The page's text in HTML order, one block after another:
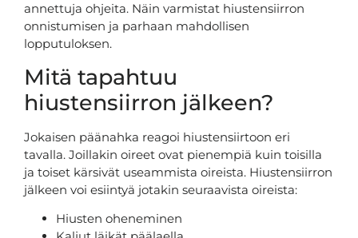
annettuja ohjeita. Näin varmistat hiustensiirron
onnistumisen ja parhaan mahdollisen
lopputuloksen.
Mitä tapahtuu
hiustensiirron jälkeen?
Jokaisen päänahka reagoi hiustensiirtoon eri
tavalla. Joillakin oireet ovat pienempiä kuin toisilla
ja toiset kärsivät useammista oireista. Hiustensiirron
jälkeen voi esiintyä jotakin seuraavista oireista:
Hiusten oheneminen